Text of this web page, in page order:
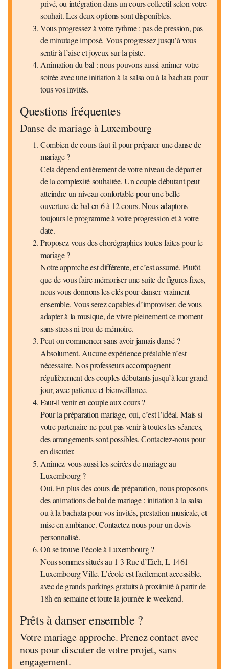
privé, ou intégration dans un cours collectif selon votre
souhait. Les deux options sont disponibles.
Vous progressez à votre rythme : pas de pression, pas
de minutage imposé. Vous progressez jusqu’à vous
sentir à l’aise et joyeux sur la piste.
Animation du bal : nous pouvons aussi animer votre
soirée avec une initiation à la salsa ou à la bachata pour
tous vos invités.
Questions fréquentes
Danse de mariage à Luxembourg
Combien de cours faut-il pour préparer une danse de
mariage ?
Cela dépend entièrement de votre niveau de départ et
de la complexité souhaitée. Un couple débutant peut
atteindre un niveau confortable pour une belle
ouverture de bal en 6 à 12 cours. Nous adaptons
toujours le programme à votre progression et à votre
date.
Proposez-vous des chorégraphies toutes faites pour le
mariage ?
Notre approche est différente, et c’est assumé. Plutôt
que de vous faire mémoriser une suite de figures fixes,
nous vous donnons les clés pour danser vraiment
ensemble. Vous serez capables d’improviser, de vous
adapter à la musique, de vivre pleinement ce moment
sans stress ni trou de mémoire.
Peut-on commencer sans avoir jamais dansé ?
Absolument. Aucune expérience préalable n’est
nécessaire. Nos professeurs accompagnent
régulièrement des couples débutants jusqu’à leur grand
jour, avec patience et bienveillance.
Faut-il venir en couple aux cours ?
Pour la préparation mariage, oui, c’est l’idéal. Mais si
votre partenaire ne peut pas venir à toutes les séances,
des arrangements sont possibles. Contactez-nous pour
en discuter.
Animez-vous aussi les soirées de mariage au
Luxembourg ?
Oui. En plus des cours de préparation, nous proposons
des animations de bal de mariage : initiation à la salsa
ou à la bachata pour vos invités, prestation musicale, et
mise en ambiance. Contactez-nous pour un devis
personnalisé.
Où se trouve l’école à Luxembourg ?
Nous sommes situés au 1-3 Rue d’Eich, L-1461
Luxembourg-Ville. L’école est facilement accessible,
avec de grands parkings gratuits à proximité à partir de
18h en semaine et toute la journée le weekend.
Prêts à danser ensemble ?
Votre mariage approche. Prenez contact avec
nous pour discuter de votre projet, sans
engagement.